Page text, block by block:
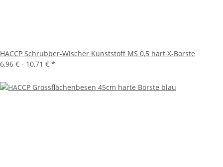
HACCP Schrubber-Wischer Kunststoff MS 0,5 hart X-Borste
6,96 € - 10,71 € *